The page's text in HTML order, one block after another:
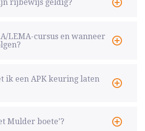
rijbewijs geldig?
LEMA-cursus en wanneer
ik een APK keuring laten
Mulder boete’?